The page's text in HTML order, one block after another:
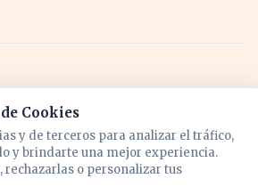
Cookies
y de terceros para analizar el tráfico,
y brindarte una mejor experiencia.
rechazarlas o personalizar tus